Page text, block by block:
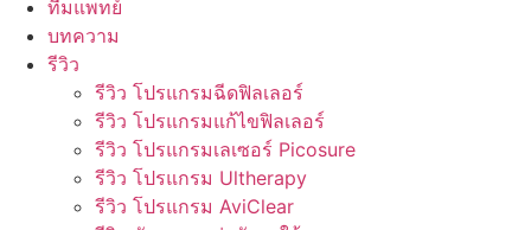
ทีมแพทย์
บทความ
รีวิว
รีวิว โปรแกรมฉีดฟิลเลอร์
รีวิว โปรแกรมแก้ไขฟิลเลอร์
รีวิว โปรแกรมเลเซอร์ Picosure
รีวิว โปรแกรม Ultherapy
รีวิว โปรแกรม AviClear